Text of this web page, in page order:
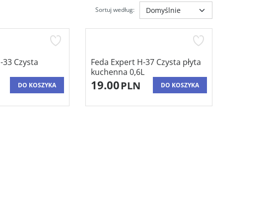
Sortuj według:
Czysta
DO KOSZYKA
Feda Expert H-37 Czysta płyta
kuchenna 0,6L
19.00PLN DO KOSZYKA